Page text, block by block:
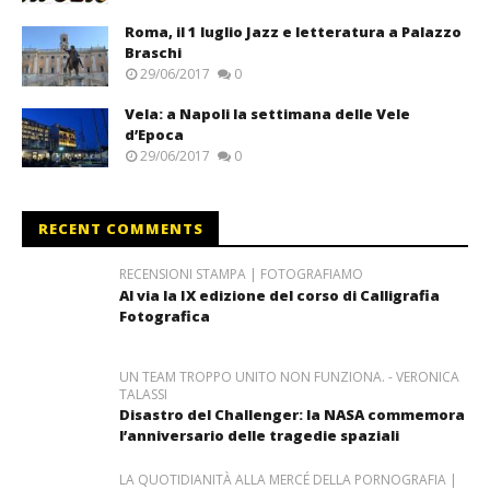
Roma, il 1 luglio Jazz e letteratura a Palazzo
Braschi
29/06/2017 0
Vela: a Napoli la settimana delle Vele
d’Epoca
29/06/2017 0
RECENT COMMENTS
RECENSIONI STAMPA | FOTOGRAFIAMO
Al via la IX edizione del corso di Calligrafia
Fotografica
UN TEAM TROPPO UNITO NON FUNZIONA. - VERONICA
TALASSI
Disastro del Challenger: la NASA commemora
l’anniversario delle tragedie spaziali
LA QUOTIDIANITÀ ALLA MERCÉ DELLA PORNOGRAFIA |